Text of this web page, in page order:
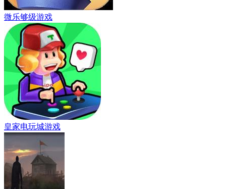
微乐够级游戏
皇家电玩城游戏